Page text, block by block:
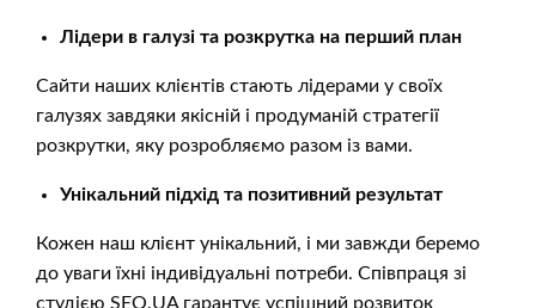
Лідери в галузі та розкрутка на перший план
Сайти наших клієнтів стають лідерами у своїх
галузях завдяки якісній і продуманій стратегії
розкрутки, яку розробляємо разом із вами.
Унікальний підхід та позитивний результат
Кожен наш клієнт унікальний, і ми завжди беремо
до уваги їхні індивідуальні потреби. Співпраця зі
студією SEO.UA гарантує успішний розвиток